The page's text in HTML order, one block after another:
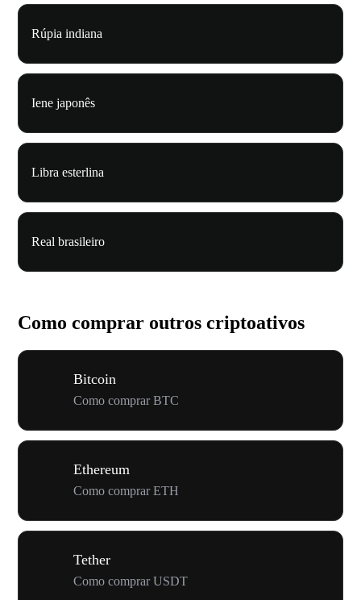
Rúpia indiana
Iene japonês
Libra esterlina
Real brasileiro
Como comprar outros criptoativos
Bitcoin
Como comprar BTC
Ethereum
Como comprar ETH
Tether
Como comprar USDT